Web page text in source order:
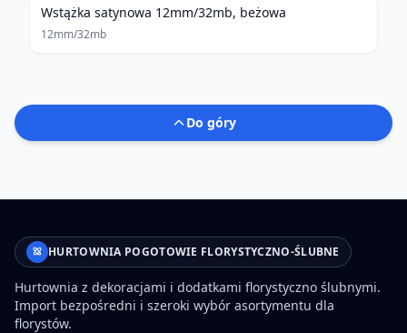
Wstążka satynowa 12mm/32mb, beżowa
12mm/32mb
Do góry
HURTOWNIA POGOTOWIE FLORYSTYCZNO-ŚLUBNE
Hurtownia z dekoracjami i dodatkami florystyczno ślubnymi.
Import bezpośredni i szeroki wybór asortymentu dla
florystów.